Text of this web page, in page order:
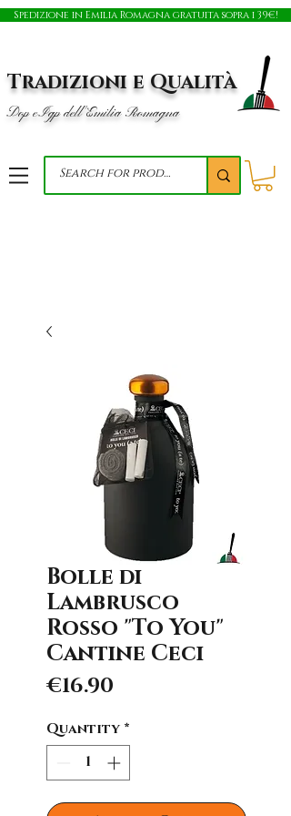
Spedizione in Emilia Romagna gratuita sopra i 39€!
Tradizioni e Qualità
Dop e Igp dell'Emilia Romagna
Bolle di
Lambrusco
Rosso "To You"
Cantine Ceci
€16.90
Quantity *